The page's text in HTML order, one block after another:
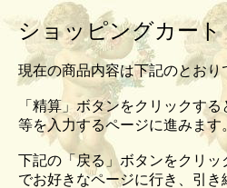
ショッピングカー
現在の商品内容は下記のとおり
「精算」ボタンをクリックす
等を入力するページに進みます
下記の「戻る」ボタンをクリッ
でお好きなページに行き、引